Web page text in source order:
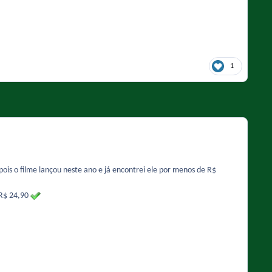
1
o filme lançou neste ano e já encontrei ele por menos de R$
24,90